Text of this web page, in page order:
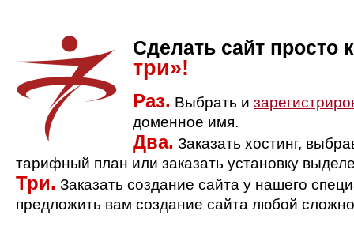
Сделать сайт просто
три»!
Раз. Выбрать и
доменное имя.
Два. Заказать хостинг,
тарифный план или заказать установку
Три. Заказать создание сайта у нашего
предложить вам создание сайта любой